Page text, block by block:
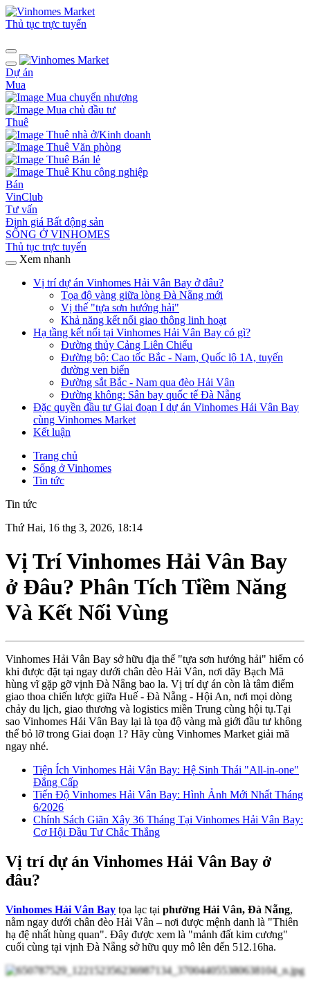
Thủ tục trực tuyến
Dự án
Mua
Mua chuyển nhượng
Mua chủ đầu tư
Thuê
Thuê nhà ở/Kinh doanh
Thuê Văn phòng
Thuê Bán lẻ
Thuê Khu công nghiệp
Bán
VinClub
Tư vấn
Định giá Bất động sản
SỐNG Ở VINHOMES
Thủ tục trực tuyến
Xem nhanh
Vị trí dự án Vinhomes Hải Vân Bay ở đâu?
Tọa độ vàng giữa lòng Đà Nẵng mới
Vị thế "tựa sơn hướng hải"
Khả năng kết nối giao thông linh hoạt
Hạ tầng kết nối tại Vinhomes Hải Vân Bay có gì?
Đường thủy Cảng Liên Chiểu
Đường bộ: Cao tốc Bắc - Nam, Quốc lộ 1A, tuyến
đường ven biển
Đường sắt Bắc - Nam qua đèo Hải Vân
Đường không: Sân bay quốc tế Đà Nẵng
Đặc quyền đầu tư Giai đoạn I dự án Vinhomes Hải Vân Bay
cùng Vinhomes Market
Kết luận
Trang chủ
Sống ở Vinhomes
Tin tức
Tin tức
Thứ Hai, 16 thg 3, 2026, 18:14
Vị Trí Vinhomes Hải Vân Bay
ở Đâu? Phân Tích Tiềm Năng
Và Kết Nối Vùng
Vinhomes Hải Vân Bay sở hữu địa thế "tựa sơn hướng hải" hiếm có
khi được đặt tại ngay dưới chân đèo Hải Vân, nơi dãy Bạch Mã
hùng vĩ gặp gỡ vịnh Đà Nẵng bao la. Vị trí dự án còn là tâm điểm
giao thoa chiến lược giữa Huế - Đà Nẵng - Hội An, nơi mọi dòng
chảy du lịch, giao thương và logistics miền Trung cùng hội tụ.Tại
sao Vinhomes Hải Vân Bay lại là tọa độ vàng mà giới đầu tư không
thể bỏ lỡ trong Giai đoạn 1? Hãy cùng Vinhomes Market giải mã
ngay nhé.
Tiện Ích Vinhomes Hải Vân Bay: Hệ Sinh Thái "All-in-one"
Đẳng Cấp
Tiến Độ Vinhomes Hải Vân Bay: Hình Ảnh Mới Nhất Tháng
6/2026
Chính Sách Giãn Xây 36 Tháng Tại Vinhomes Hải Vân Bay:
Cơ Hội Đầu Tư Chắc Thắng
Vị trí dự án Vinhomes Hải Vân Bay ở
đâu?
Vinhomes Hải Vân Bay tọa lạc tại phường Hải Vân, Đà Nẵng,
nằm ngay dưới chân đèo Hải Vân – nơi được mệnh danh là "Thiên
hạ đệ nhất hùng quan". Đây được xem là "mảnh đất kim cương"
cuối cùng tại vịnh Đà Nẵng sở hữu quy mô lên đến 512.16ha.